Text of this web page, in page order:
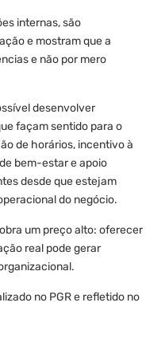
internas, são
e mostram que a
e não por mero
desenvolver
façam sentido para o
de horários, incentivo à
bem-estar e apoio
desde que estejam
do negócio.
um preço alto: oferecer
real pode gerar
no PGR e refletido no